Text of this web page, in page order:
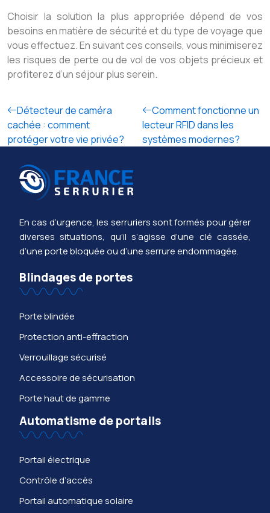
Choisir la solution la plus appropriée dépend de vos
besoins en matière de sécurité et du type de voyage que
vous effectuez. En suivant ces conseils, vous minimiserez
les risques de perte ou de vol de vos objets précieux et
profiterez d’un séjour plus serein.
Détecteur de caméra
cachée : comment
protéger votre vie privée?
Comment fonctionne un
lecteur RFID dans les
systèmes modernes?
En cas d’urgence, les serruriers sont formés pour gérer
diverses situations, qu’il s’agisse d’une clé cassée,
d’une porte bloquée ou d’une serrure endommagée.
Blindages de portes
Porte blindée
Protection anti-effraction
Verrouillage sécurisé
Accessoire de sécurisation
Porte haut de gamme
Automatisme de portails
Portail électrique
Contrôle d’accès
Portail automatique solaire